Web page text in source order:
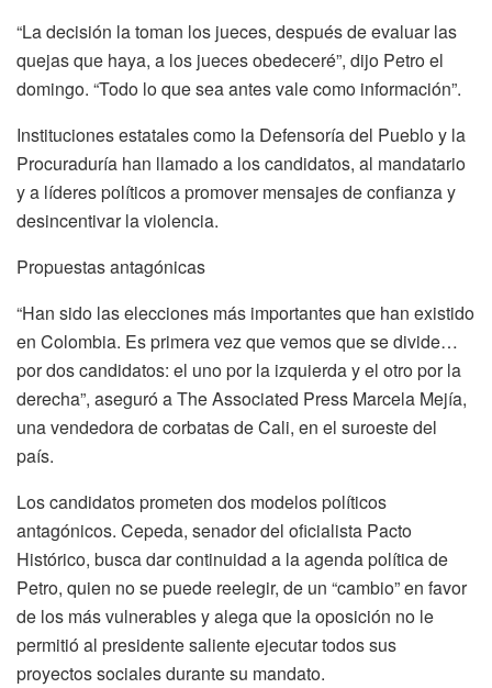
“La decisión la toman los jueces, después de evaluar las
quejas que haya, a los jueces obedeceré”, dijo Petro el
domingo. “Todo lo que sea antes vale como información”.
Instituciones estatales como la Defensoría del Pueblo y la
Procuraduría han llamado a los candidatos, al mandatario
y a líderes políticos a promover mensajes de confianza y
desincentivar la violencia.
Propuestas antagónicas
“Han sido las elecciones más importantes que han existido
en Colombia. Es primera vez que vemos que se divide…
por dos candidatos: el uno por la izquierda y el otro por la
derecha”, aseguró a The Associated Press Marcela Mejía,
una vendedora de corbatas de Cali, en el suroeste del
país.
Los candidatos prometen dos modelos políticos
antagónicos. Cepeda, senador del oficialista Pacto
Histórico, busca dar continuidad a la agenda política de
Petro, quien no se puede reelegir, de un “cambio” en favor
de los más vulnerables y alega que la oposición no le
permitió al presidente saliente ejecutar todos sus
proyectos sociales durante su mandato.